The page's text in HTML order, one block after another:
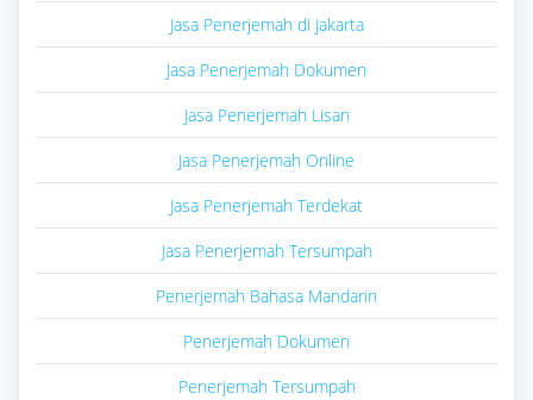
Jasa Penerjemah di Jakarta
Jasa Penerjemah Dokumen
Jasa Penerjemah Lisan
Jasa Penerjemah Online
Jasa Penerjemah Terdekat
Jasa Penerjemah Tersumpah
Penerjemah Bahasa Mandarin
Penerjemah Dokumen
Penerjemah Tersumpah